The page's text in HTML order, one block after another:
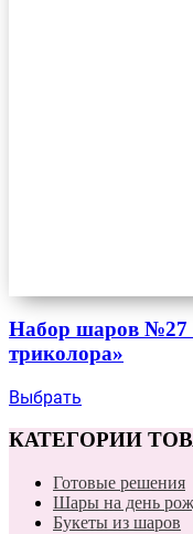
Набор шаров №27
триколора»
Выбрать
КАТЕГОРИИ
Готовые решения
Шары на день
Букеты из шаров